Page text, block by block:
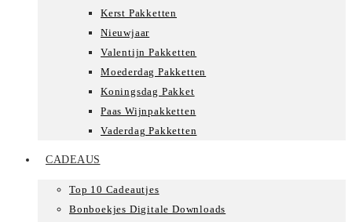
Kerst Pakketten
Nieuwjaar
Valentijn Pakketten
Moederdag Pakketten
Koningsdag Pakket
Paas Wijnpakketten
Vaderdag Pakketten
CADEAUS
Top 10 Cadeautjes
Bonboekjes Digitale Downloads